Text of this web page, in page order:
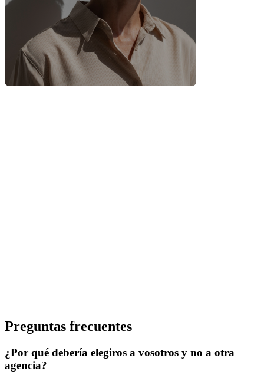
Preguntas frecuentes
¿Por qué debería elegiros a vosotros y no a otra
agencia?